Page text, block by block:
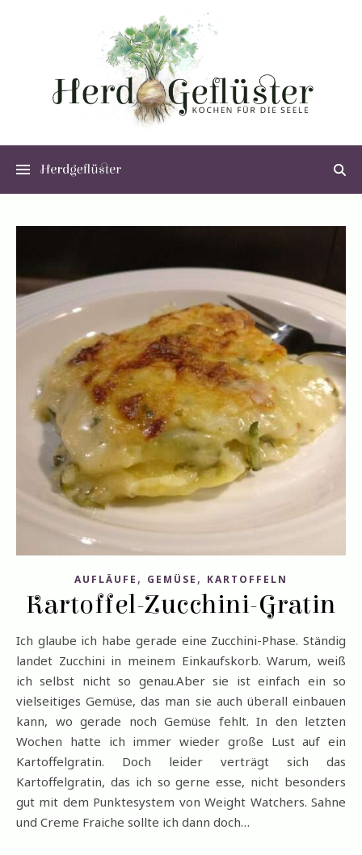
AUFLÄUFE , GEMÜSE , KARTOFFELN
Kartoffel-Zucchini-Gratin
Ich glaube ich habe gerade eine Zucchini-Phase. Ständig
landet Zucchini in meinem Einkaufskorb. Warum, weiß
ich selbst nicht so genau.Aber sie ist einfach ein so
vielseitiges Gemüse, das man sie auch überall einbauen
kann, wo gerade noch Gemüse fehlt. In den letzten
Wochen hatte ich immer wieder große Lust auf ein
Kartoffelgratin. Doch leider verträgt sich das
Kartoffelgratin, das ich so gerne esse, nicht besonders
gut mit dem Punktesystem von Weight Watchers. Sahne
und Creme Fraiche sollte ich dann doch…